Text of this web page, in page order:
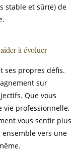
stable et sûr(e) de
à évoluer
ses propres défis.
sur
Que vous
vie professionnelle,
vous sentir plus
ensemble vers une